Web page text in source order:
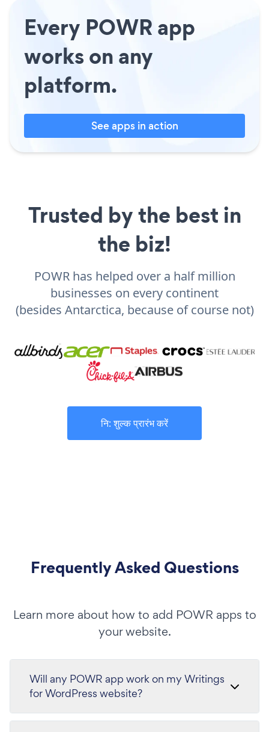
Every POWR app
works on any
platform.
See apps in action
Trusted by the best in
the biz!
POWR has helped over a half million
businesses on every continent
(besides Antarctica, because of course not)
नि: शुल्क प्रारंभ करें
Frequently Asked Questions
Learn more about how to add POWR apps to
your website.
Will any POWR app work on my Writings
for WordPress website?